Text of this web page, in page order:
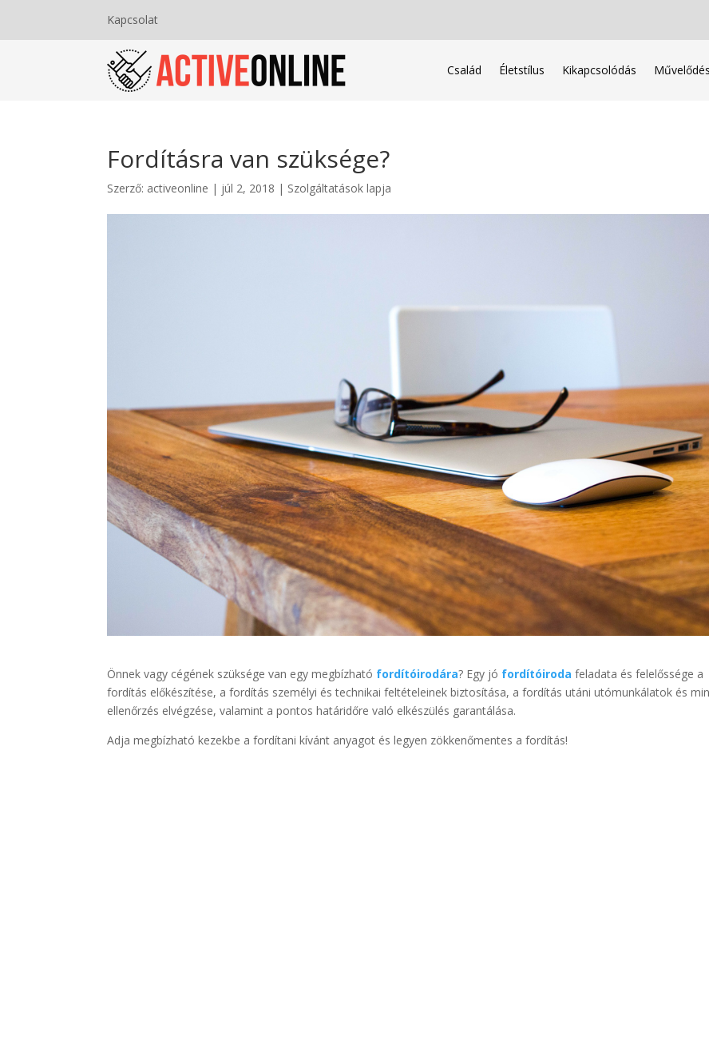
Kapcsolat
Család Életstílus Kikapcsolódás Művelődés
Fordításra van szüksége?
Szerző: activeonline | júl 2, 2018 | Szolgáltatások lapja
Önnek vagy cégének szüksége van egy megbízható fordítóirodára? Egy jó fordítóiroda feladata és felelőssége a
fordítás előkészítése, a fordítás személyi és technikai feltételeinek biztosítása, a fordítás utáni utómunkálatok és
ellenőrzés elvégzése, valamint a pontos határidőre való elkészülés garantálása.
Adja megbízható kezekbe a fordítani kívánt anyagot és legyen zökkenőmentes a fordítás!